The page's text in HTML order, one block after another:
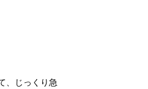
、じっくり急